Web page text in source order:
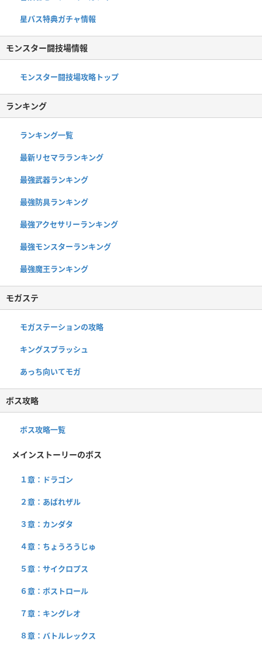
星パス特典ガチャ情報
モンスター闘技場情報
モンスター闘技場攻略トップ
ランキング
ランキング一覧
最新リセマラランキング
最強武器ランキング
最強防具ランキング
最強アクセサリーランキング
最強モンスターランキング
最強魔王ランキング
モガステ
モガステーションの攻略
キングスプラッシュ
あっち向いてモガ
ボス攻略
ボス攻略一覧
メインストーリーのボス
１章：ドラゴン
２章：あばれザル
３章：カンダタ
４章：ちょうろうじゅ
５章：サイクロプス
６章：ボストロール
７章：キングレオ
８章：バトルレックス